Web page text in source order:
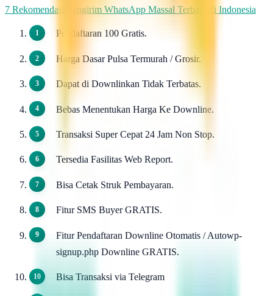
7 Rekomendasi Pengirim WhatsApp Massal Terbaik di Indonesia
Pendaftaran 100 Gratis.
Harga Dasar Pulsa Termurah / Grosir.
Dapat di Downlinkan Tidak Terbatas.
Bebas Menentukan Harga Ke Downline.
Transaksi Super Cepat 24 Jam Non Stop.
Tersedia Fasilitas Web Report.
Bisa Cetak Struk Pembayaran.
Fitur SMS Buyer GRATIS.
Fitur Pendaftaran Downline Otomatis / Autowp-
signup.php Downline GRATIS.
Bisa Transaksi via Telegram